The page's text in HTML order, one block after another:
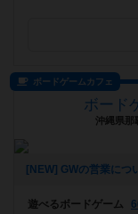
ボードゲームカフェ
ボード
沖縄県那
[NEW] GWの営業につ
遊べるボードゲーム